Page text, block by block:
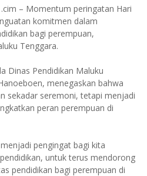
– Momentum peringatan Hari
komitmen dalam
bagi perempuan,
Tenggara.
Dinas Pendidikan Maluku
menegaskan bahwa
sekadar seremoni, tetapi menjadi
peran perempuan di
pengingat bagi kita
untuk terus mendorong
pendidikan bagi perempuan di